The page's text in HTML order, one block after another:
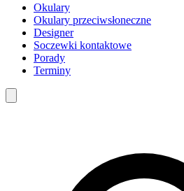
Okulary
Okulary przeciwsłoneczne
Designer
Soczewki kontaktowe
Porady
Terminy